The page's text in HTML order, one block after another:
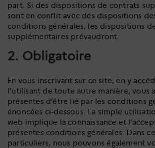
part. Si des dispositions de contrats
sont en conflit avec des dispositions
conditions générales, les dispositions
supplémentaires prévaudront.
2. Obligatoire
En vous inscrivant sur ce site, en y
l’utilisant de toute autre manière, vous
présentes d’être lié par les conditions
énoncées ci-dessous. La simple
web implique la connaissance et
présentes conditions générales. Dans
particuliers, nous pouvons également